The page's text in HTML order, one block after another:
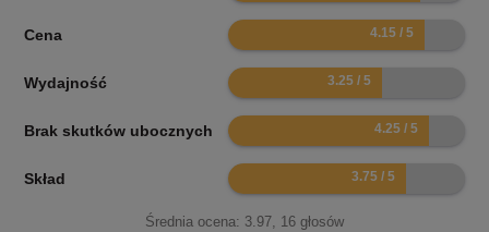
Cena 8.3
Wydajność 6.5
Brak skutków ubocznych 8.5
Skład 7.5
Średnia ocena: 3.97, 16 głosów